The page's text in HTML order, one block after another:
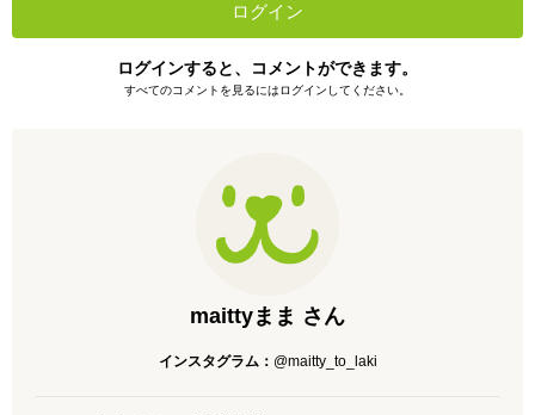
ログイン
ログインすると、コメントができます。
すべてのコメントを見るにはログインしてください。
maittyまま さん
インスタグラム： @maitty_to_laki